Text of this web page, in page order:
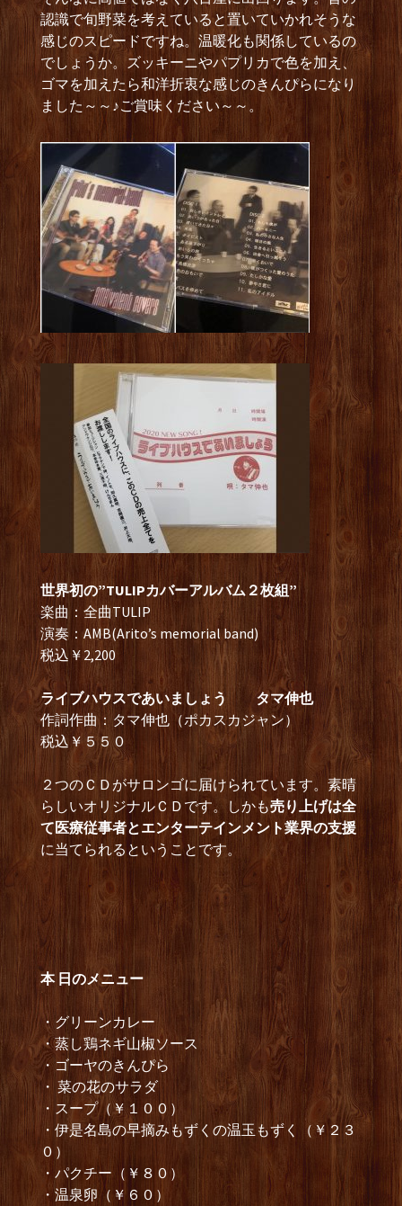
認識で旬野菜を考えていると置いていかれそうな
感じのスピードですね。温暖化も関係しているの
でしょうか。ズッキーニやパプリカで色を加え、
ゴマを加えたら和洋折衷な感じのきんぴらになり
ました～～♪ご賞味ください～～。
世界初の”TULIPカバーアルバム２枚組”
楽曲：全曲TULIP
演奏：AMB(Arito’s memorial band)
税込￥2,200
ライブハウスであいましょう タマ伸也
作詞作曲：タマ伸也（ポカスカジャン）
税込￥５５０
２つのＣＤがサロンゴに届けられています。素晴
らしいオリジナルＣＤです。しかも売り上げは全
て医療従事者とエンターテインメント業界の支援
に当てられるということです。
本 日のメニュー
・グリーンカレー
・蒸し鶏ネギ山椒ソース
・ゴーヤのきんぴら
・ 菜の花のサラダ
・スープ（￥１００）
・伊是名島の早摘みもずくの温玉もずく（￥２３
０）
・パクチー（￥８０）
・温泉卵（￥６０）